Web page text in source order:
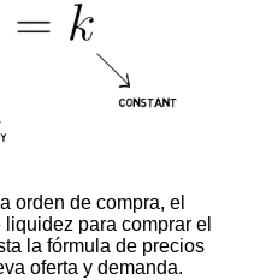
orden de compra, el
para comprar el
la fórmula de precios
oferta y demanda.